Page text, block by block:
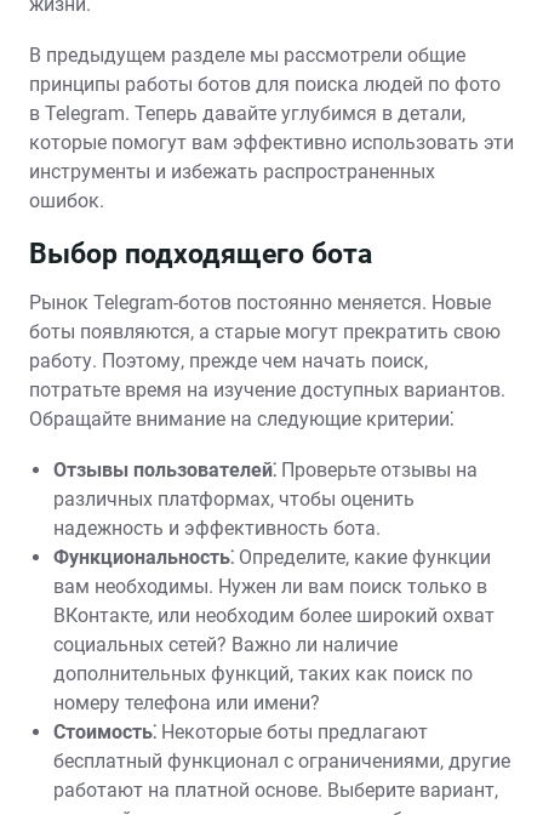
В предыдущем разделе мы рассмотрели общие
принципы работы ботов для поиска людей по фото
в Telegram. Теперь давайте углубимся в детали,
которые помогут вам эффективно использовать эти
инструменты и избежать распространенных
ошибок.
Выбор подходящего бота
Рынок Telegram-ботов постоянно меняется. Новые
боты появляются, а старые могут прекратить свою
работу. Поэтому, прежде чем начать поиск,
потратьте время на изучение доступных вариантов.
Обращайте внимание на следующие критерии⁚
Отзывы пользователей⁚ Проверьте отзывы на
различных платформах, чтобы оценить
надежность и эффективность бота.
Функциональность⁚ Определите, какие функции
вам необходимы. Нужен ли вам поиск только в
ВКонтакте, или необходим более широкий охват
социальных сетей? Важно ли наличие
дополнительных функций, таких как поиск по
номеру телефона или имени?
Стоимость⁚ Некоторые боты предлагают
бесплатный функционал с ограничениями, другие
работают на платной основе. Выберите вариант,